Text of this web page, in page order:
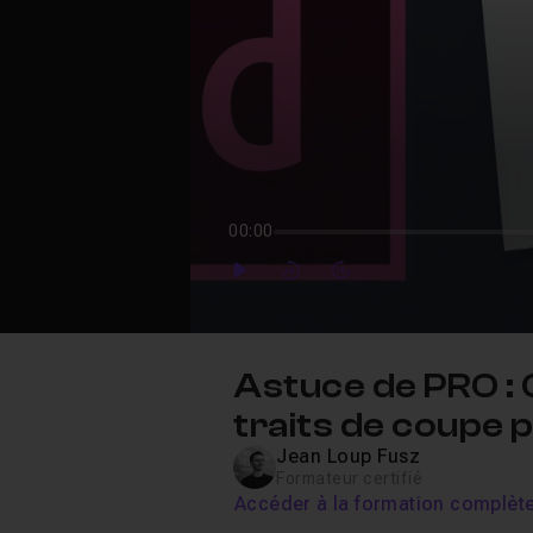
00:00
PlayForwardForward
Astuce de PRO
traits de coupe
Jean Loup Fusz
Accéder à la formation